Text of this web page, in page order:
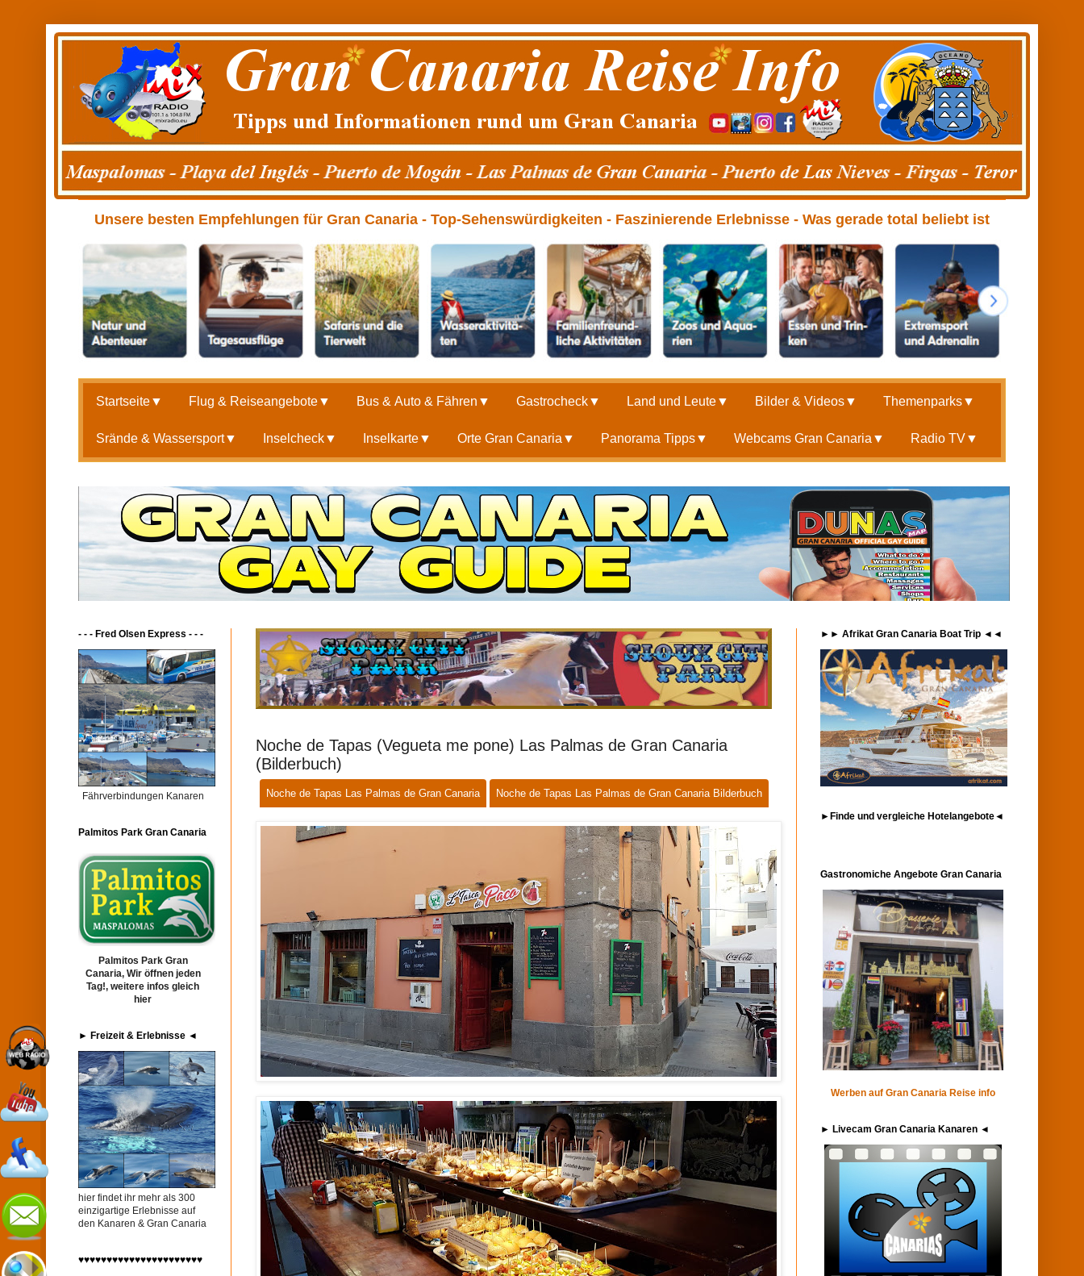
Unsere besten Empfehlungen für Gran Canaria - Top-Sehenswürdigkeiten - Faszinierende Erlebnisse - Was gerade total beliebt ist
Startseite▼ Flug & Reiseangebote▼ Bus & Auto & Fähren ▼ Gastrocheck▼ Land und Leute▼ Bilder & Videos▼ Themenparks▼
Srände & Wassersport▼ Inselcheck▼ Inselkarte▼ Orte Gran Canaria ▼ Panorama Tipps▼ Webcams Gran Canaria ▼ Radio TV▼
Noche de Tapas (Vegueta me pone) Las Palmas de Gran Canaria
(Bilderbuch)
Noche de Tapas Las Palmas de Gran Canaria Noche de Tapas Las Palmas de Gran Canaria Bilderbuch
- - - Fred Olsen Express - - -
Fährverbindungen Kanaren
Palmitos Park Gran Canaria
Palmitos Park Gran
Canaria, Wir öffnen jeden
Tag!, weitere infos gleich
hier
► Freizeit & Erlebnisse ◄
hier findet ihr mehr als 300
einzigartige Erlebnisse auf
den Kanaren & Gran Canaria
♥♥♥♥♥♥♥♥♥♥♥♥♥♥♥♥♥♥♥♥♥♥
►► Afrikat Gran Canaria Boat Trip ◄◄
►Finde und vergleiche Hotelangebote◄
Gastronomiche Angebote Gran Canaria
Werben auf Gran Canaria Reise info
► Livecam Gran Canaria Kanaren ◄